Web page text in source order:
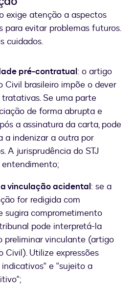
exige atenção a aspectos
para evitar problemas futuros.
cuidados.
pré-contratual: o artigo
Civil brasileiro impõe o dever
Se uma parte
de forma abrupta e
a assinatura da carta, pode
a indenizar a outra por
A jurisprudência do STJ
vinculação acidental: se a
for redigida com
sugira comprometimento
pode interpretá-la
preliminar vinculante (artigo
Civil). Utilize expressões
e "sujeito a